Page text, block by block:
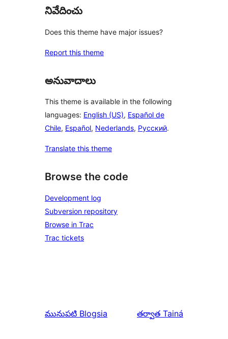
నివేదించు
Does this theme have major issues?
Report this theme
అనువాదాలు
This theme is available in the following
languages: English (US), Español de
Chile, Español, Nederlands, Русский.
Translate this theme
Browse the code
Development log
Subversion repository
Browse in Trac
Trac tickets
మునుపటి Blogsia తర్వాత Tainá